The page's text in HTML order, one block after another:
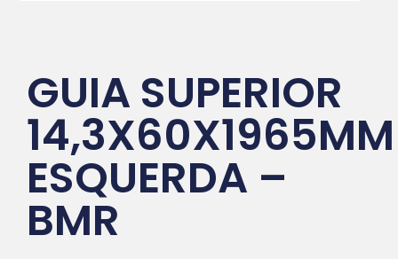
GUIA SUPERIOR
14,3X60X1965MM
ESQUERDA –
BMR